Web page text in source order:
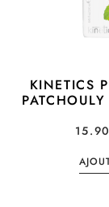
KINETICS